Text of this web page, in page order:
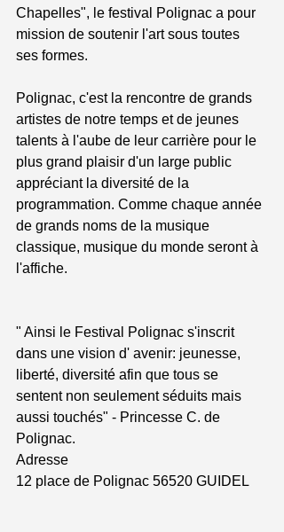
Chapelles", le festival Polignac a pour
mission de soutenir l'art sous toutes
ses formes.
Polignac, c'est la rencontre de grands
artistes de notre temps et de jeunes
talents à l'aube de leur carrière pour le
plus grand plaisir d'un large public
appréciant la diversité de la
programmation. Comme chaque année
de grands noms de la musique
classique, musique du monde seront à
l'affiche.
" Ainsi le Festival Polignac s'inscrit
dans une vision d' avenir: jeunesse,
liberté, diversité afin que tous se
sentent non seulement séduits mais
aussi touchés" - Princesse C. de
Polignac.
Adresse
12 place de Polignac 56520 GUIDEL